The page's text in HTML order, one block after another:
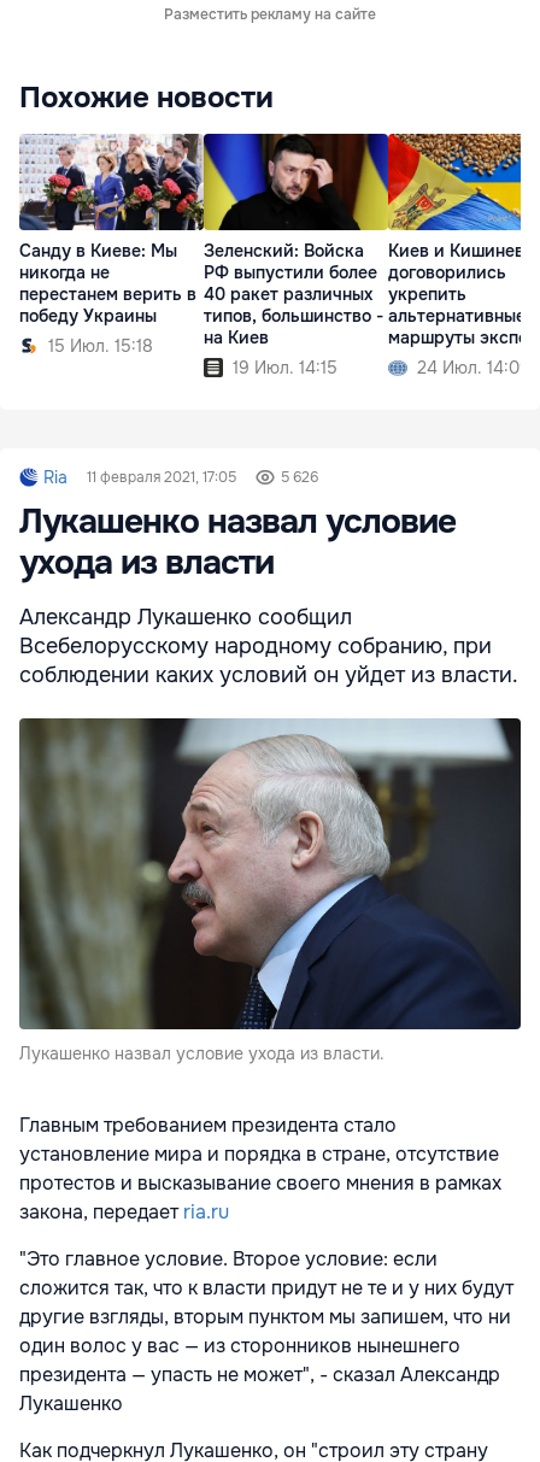
Разместить рекламу на сайте
Похожие новости
Санду в Киеве: Мы
никогда не
перестанем верить в
победу Украины
15 Июл. 15:18
Зеленский: Войска
РФ выпустили более
40 ракет различных
типов, большинство -
на Киев
19 Июл. 14:15
Киев и Кишинев
договорились
укрепить
альтернативные
маршруты
зерна24 Июл. 14:09
Ria 11 февраля 2021, 17:05 5 626
Лукашенко назвал условие
ухода из власти
Александр Лукашенко сообщил
Всебелорусскому народному собранию, при
соблюдении каких условий он уйдет из власти.
Лукашенко назвал условие ухода из власти.
Главным требованием президента стало
установление мира и порядка в стране, отсутствие
протестов и высказывание своего мнения в рамках
закона, передаетria.ru
"Это главное условие. Второе условие: если
сложится так, что к власти придут не те и у них будут
другие взгляды, вторым пунктом мы запишем, что ни
один волос у вас — из сторонников нынешнего
президента — упасть не может", - сказал Александр
Лукашенко
Как подчеркнул Лукашенко, он "строил эту страну